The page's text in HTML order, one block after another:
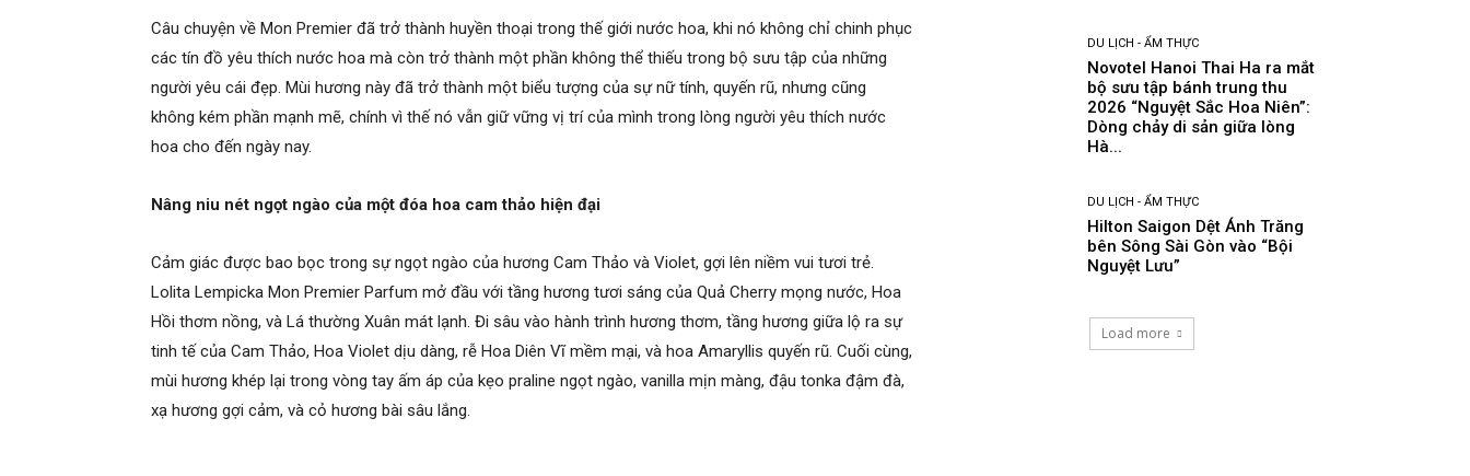
Câu chuyện về Mon Premier đã trở thành huyền thoại trong thế giới nước hoa, khi nó không chỉ chinh phục
các tín đồ yêu thích nước hoa mà còn trở thành một phần không thể thiếu trong bộ sưu tập của những
người yêu cái đẹp. Mùi hương này đã trở thành một biểu tượng của sự nữ tính, quyến rũ, nhưng cũng
không kém phần mạnh mẽ, chính vì thế nó vẫn giữ vững vị trí của mình trong lòng người yêu thích nước
hoa cho đến ngày nay.
Nâng niu nét ngọt ngào của một đóa hoa cam thảo hiện đại
Cảm giác được bao bọc trong sự ngọt ngào của hương Cam Thảo và Violet, gợi lên niềm vui tươi trẻ.
Lolita Lempicka Mon Premier Parfum mở đầu với tầng hương tươi sáng của Quả Cherry mọng nước, Hoa
Hồi thơm nồng, và Lá thường Xuân mát lạnh. Đi sâu vào hành trình hương thơm, tầng hương giữa lộ ra sự
tinh tế của Cam Thảo, Hoa Violet dịu dàng, rễ Hoa Diên Vĩ mềm mại, và hoa Amaryllis quyến rũ. Cuối cùng,
mùi hương khép lại trong vòng tay ấm áp của kẹo praline ngọt ngào, vanilla mịn màng, đậu tonka đậm đà,
xạ hương gợi cảm, và cỏ hương bài sâu lắng.
DU LỊCH - ẨM THỰC
Novotel Hanoi Thai Ha ra mắt
bộ sưu tập bánh trung thu
2026 “Nguyệt Sắc Hoa Niên”:
Dòng chảy di sản giữa lòng
Hà...
DU LỊCH - ẨM THỰC
Hilton Saigon Dệt Ánh Trăng
bên Sông Sài Gòn vào “Bội
Nguyệt Lưu”
Load more